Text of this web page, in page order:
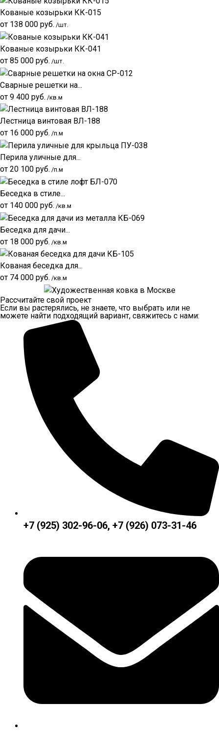
Кованые козырьки КК-015
от 138 000 руб. /шт.
Кованые козырьки КК-041
от 85 000 руб. /шт.
Сварные решетки на...
от 9 400 руб. /кв.м
Лестница винтовая ВЛ-188
от 16 000 руб. /п.м
Перила уличные для...
от 20 100 руб. /п.м
Беседка в стиле...
от 140 000 руб. /кв.м
Беседка для дачи...
от 18 000 руб. /кв.м
Кованая беседка для...
от 74 000 руб. /кв.м
Рассчитайте свой проект
Если вы растерялись, не знаете, что выбрать или не
можете найти подходящий вариант, свяжитесь с нами:
+7 (925) 302-96-06, +7 (926) 073-31-46